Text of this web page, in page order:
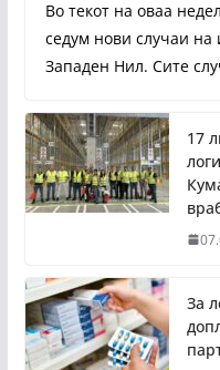
Во текот на оваа
седум нови случаи на
Западен Нил. Сите
17
За